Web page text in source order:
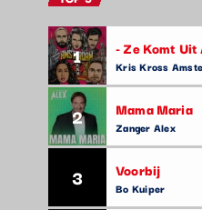
1 - Ze Komt
Kris Kross
2 Mama Maria
Zanger Alex
3 Voorbij
Bo Kuiper